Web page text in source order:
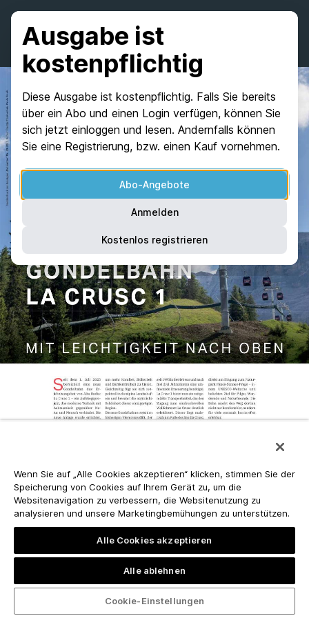
Ausgabe ist
kostenpflichtig
Diese Ausgabe ist kostenpflichtig. Falls Sie bereits
über ein Abo und einen Login verfügen, können Sie
sich jetzt einloggen und lesen. Andernfalls können
Sie eine Registrierung, bzw. einen Kauf vornehmen.
Abo-Angebote
Anmelden
Kostenlos registrieren
Wenn Sie auf „Alle Cookies akzeptieren“ klicken, stimmen Sie der
Speicherung von Cookies auf Ihrem Gerät zu, um die
Websitenavigation zu verbessern, die Websitenutzung zu
analysieren und unsere Marketingbemühungen zu unterstützen.
Alle Cookies akzeptieren
Alle ablehnen
Cookie-Einstellungen